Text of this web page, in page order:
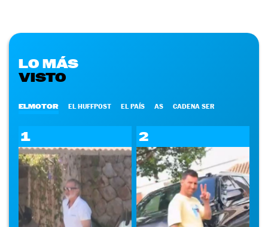
LO MÁS
VISTO
ELMOTOR EL HUFFPOST EL PAÍS AS CADENA SER
1 2